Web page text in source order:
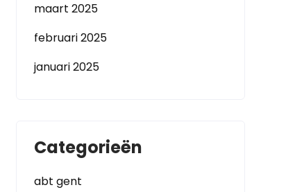
maart 2025
februari 2025
januari 2025
Categorieën
abt gent